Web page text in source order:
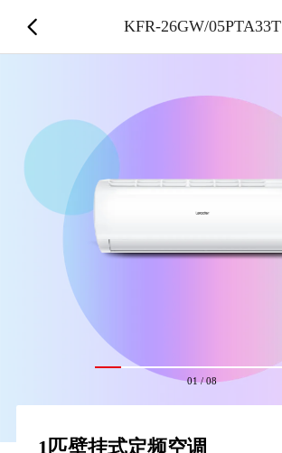
01/08
1匹壁挂式定频空调
KFR-26GW/05PTA33T